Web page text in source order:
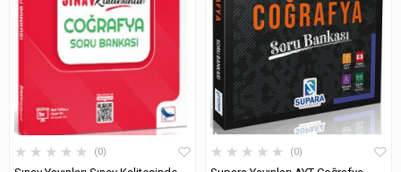
★ ★ ★ ★ ★ 0 ★ ★ ★ ★ ★ 0